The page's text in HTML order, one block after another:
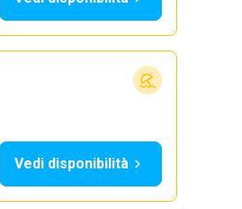
Vedi disponibilità